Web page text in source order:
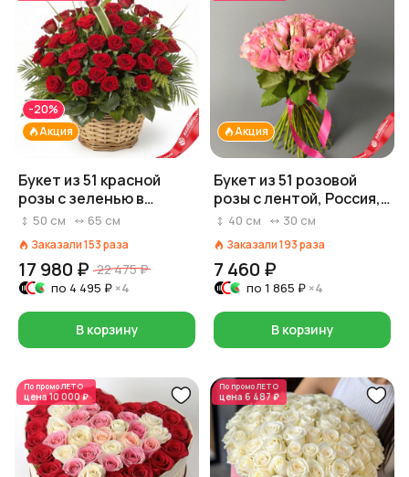
Акция
-20%
Букет из 51 красной
розы с зеленью в
корзине, Россия, 50 см
50 см 65 см
Заказали153раза
17 980 ₽ 22 475 ₽
по 4 495 ₽ ×4
В корзину
Акция
Букет из 51 розовой
розы с лентой, Россия,
40 см
40 см 30 см
Заказали193раза
7 460 ₽
по 1 865 ₽ ×4
В корзину
По промоЛЕТО
цена10 000 ₽
По промоЛЕТО
цена 6 487 ₽